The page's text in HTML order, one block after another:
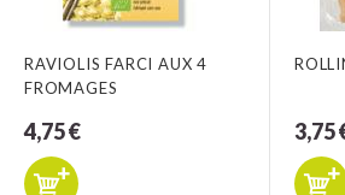
RAVIOLIS FARCI AUX 4
FROMAGES
4,75 € 3,75